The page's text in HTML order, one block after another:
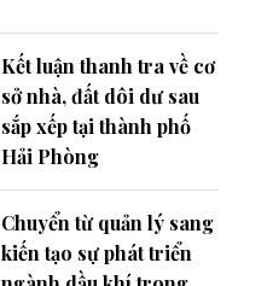
Kết luận thanh tra về cơ
sở nhà, đất dôi dư sau
sắp xếp tại thành phố
Hải Phòng
Chuyển từ quản lý sang
kiến tạo sự phát triển